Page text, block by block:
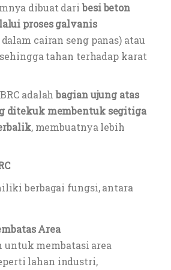
dibuat daribesi beton
proses galvanis
cairan seng panas) atau
tahan terhadap karat
adalahbagian ujung atas
ditekuk membentuk segitiga
, membuatnya lebih
berbagai fungsi, antara
Area
untuk membatasi area
lahan industri,